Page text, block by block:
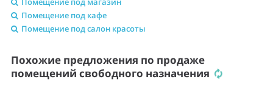
Помещение под кафе
Помещение под салон красоты
Похожие предложения по продаже
помещений свободного назначения